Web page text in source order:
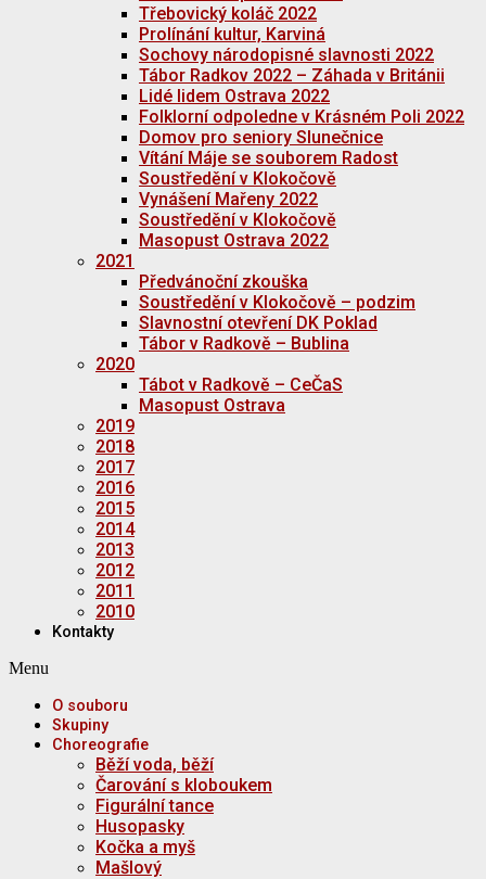
Třebovický koláč 2022
Prolínání kultur, Karviná
Sochovy národopisné slavnosti 2022
Tábor Radkov 2022 – Záhada v Británii
Lidé lidem Ostrava 2022
Folklorní odpoledne v Krásném Poli 2022
Domov pro seniory Slunečnice
Vítání Máje se souborem Radost
Soustředění v Klokočově
Vynášení Mařeny 2022
Soustředění v Klokočově
Masopust Ostrava 2022
2021
Předvánoční zkouška
Soustředění v Klokočově – podzim
Slavnostní otevření DK Poklad
Tábor v Radkově – Bublina
2020
Tábot v Radkově – CeČaS
Masopust Ostrava
2019
2018
2017
2016
2015
2014
2013
2012
2011
2010
Kontakty
Menu
O souboru
Skupiny
Choreografie
Běží voda, běží
Čarování s kloboukem
Figurální tance
Husopasky
Kočka a myš
Mašlový